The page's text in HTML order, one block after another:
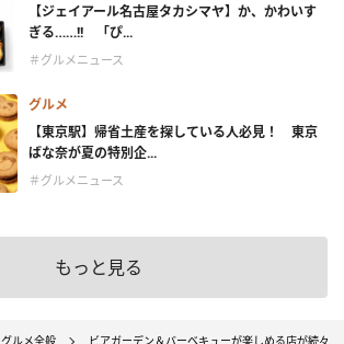
【ジェイアール名古屋タカシマヤ】か、かわいす
ぎる……!! 「ぴ...
＃グルメニュース
グルメ
【東京駅】帰省土産を探している人必見！ 東京
ばな奈が夏の特別企...
＃グルメニュース
もっと見る